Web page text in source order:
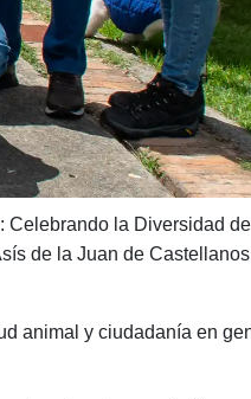
la Diversidad
de la Juan de
animal y ciudadanía en